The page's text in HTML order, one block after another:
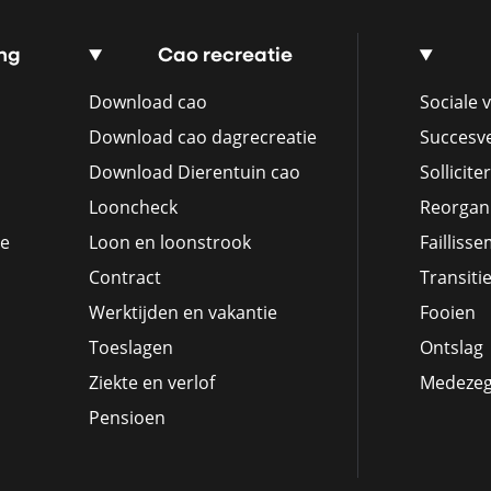
Cao recreatie
Download cao
Download cao dagrecreatie
Download Dierentuin cao
Looncheck
Loon en loonstrook
Contract
Werktijden en vakantie
Toeslagen
Ziekte en verlof
Pensioen
Sociale
Fooien
Ontslag